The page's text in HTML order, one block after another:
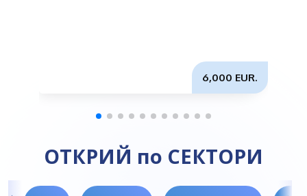
6,000 EUR.
ОТКРИЙ по СЕКТОРИ